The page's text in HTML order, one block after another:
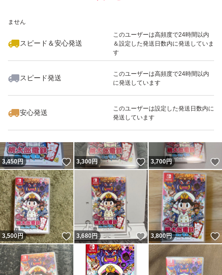
ません
スピード＆安心発送
このユーザーは高頻度で24時間以内
＆設定した発送日数内に発送していま
す
スピード発送
このユーザーは高頻度で24時間以内
に発送しています
安心発送
このユーザーは設定した発送日数内に
発送しています
いいね！
3,680
3,450円 いいね！
3,300円 いいね！
3,700円
3,500円 いいね！
3,680円 いいね！
3,800円